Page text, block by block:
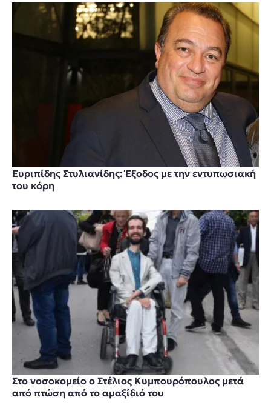
Ευριπίδης Στυλιανίδης: Έξοδος με την εντυπωσιακή
του κόρη
Στο νοσοκομείο ο Στέλιος Κυμπουρόπουλος μετά
από πτώση από το αμαξίδιό του